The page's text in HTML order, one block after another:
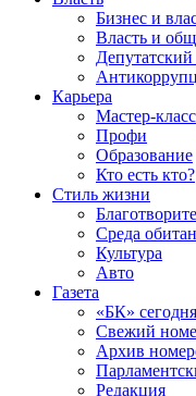
Бизнес и
Власть и
Карьера
Мастер-класс
Профи
Образование
Кто есть кто?
Стиль жизни
Среда
Культура
Авто
Газета
«БК» сегодня
Свежий
Архив
Редакция